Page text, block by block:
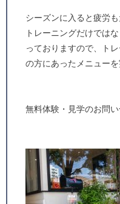
シーズンに入ると疲労
トレーニングだけでは
っておりますので、ト
の方にあったメニュー
無料体験・見学のお問